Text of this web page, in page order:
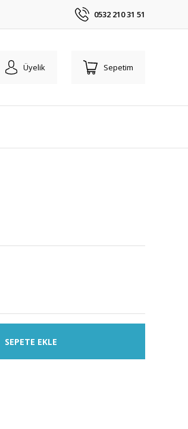
0532 210 31 51
Üyelik Sepetim
SEPETE EKLE